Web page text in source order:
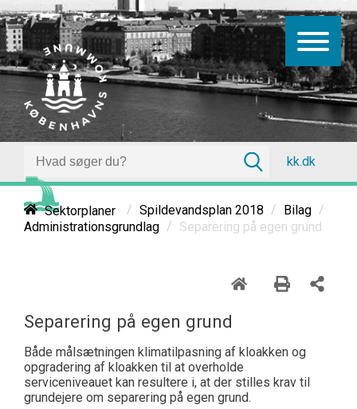
kk.dk
Sektorplaner / Spildevandsplan 2018 / Bilag /
Administrationsgrundlag / Separering på egen grund
Separering på egen grund
Både målsætningen klimatilpasning af kloakken og
opgradering af kloakken til at overholde
serviceniveauet kan resultere i, at der stilles krav til
grundejere om separering på egen grund.